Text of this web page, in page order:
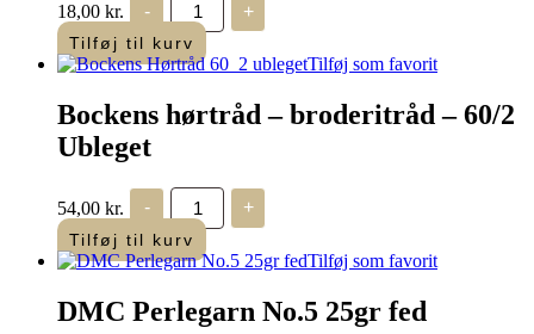
18,00 kr. -
Ritråd
-
gul
-
m
antal
+
Tilføj til kurv
Tilføj som favorit
Bockens hørtråd – broderitråd – 60/2
Ubleget
54,00 kr. -
Bockens
hørtråd
-
broderitråd
-
Ubleget
antal
+
Tilføj til kurv
Tilføj som favorit
DMC Perlegarn No.5 25gr fed